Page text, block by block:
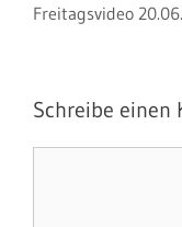
Freitagsvideo
Schreibe einen